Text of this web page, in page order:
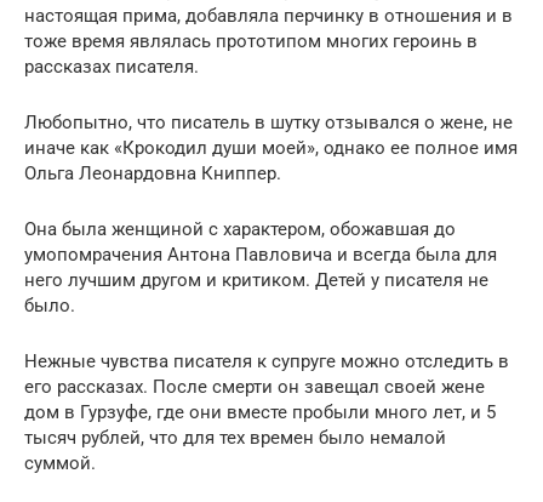
настоящая прима, добавляла перчинку в отношения и в
тоже время являлась прототипом многих героинь в
рассказах писателя.
Любопытно, что писатель в шутку отзывался о жене, не
иначе как «Крокодил души моей», однако ее полное имя
Ольга Леонардовна Книппер.
Она была женщиной с характером, обожавшая до
умопомрачения Антона Павловича и всегда была для
него лучшим другом и критиком. Детей у писателя не
было.
Нежные чувства писателя к супруге можно отследить в
его рассказах. После смерти он завещал своей жене
дом в Гурзуфе, где они вместе пробыли много лет, и 5
тысяч рублей, что для тех времен было немалой
суммой.